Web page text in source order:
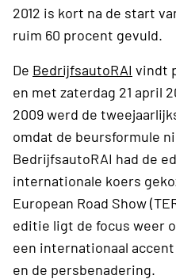
2012 is kort na de start
ruim 60 procent gevuld.
De BedrijfsautoRAI vindt
en met zaterdag 21 april
2009 werd de
omdat de beursformule
BedrijfsautoRAI had de
internationale koers
European Road Show
editie ligt de focus weer
een internationaal
en de persbenadering.